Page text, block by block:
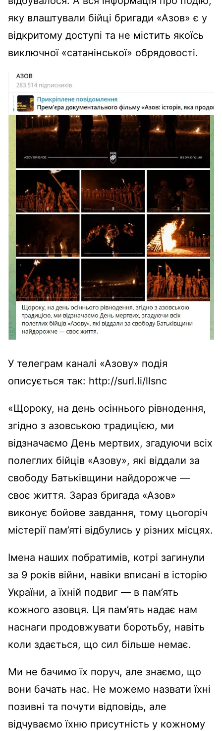
яку влаштували бійці бригади «Азов» є у
відкритому доступі та не містить якоїсь
виключної «сатанінської» обрядовості.
У телеграм каналі «Азову» подія
описується так: http://surl.li/llsnc
«Щороку, на день осіннього рівнодення,
згідно з азовською традицією, ми
відзначаємо День мертвих, згадуючи всіх
полеглих бійців «Азову», які віддали за
свободу Батьківщини найдорожче —
своє життя. Зараз бригада «Азов»
виконує бойове завдання, тому цьогоріч
містерії пам’яті відбулись у різних місцях.
Імена наших побратимів, котрі загинули
за 9 років війни, навіки вписані в історію
України, а їхній подвиг — в пам’ять
кожного азовця. Ця пам’ять надає нам
наснаги продовжувати боротьбу, навіть
коли здається, що сил більше немає.
Ми не бачимо їх поруч, але знаємо, що
вони бачать нас. Не можемо назвати їхні
позивні та почути відповідь, але
відчуваємо їхню присутність у кожному